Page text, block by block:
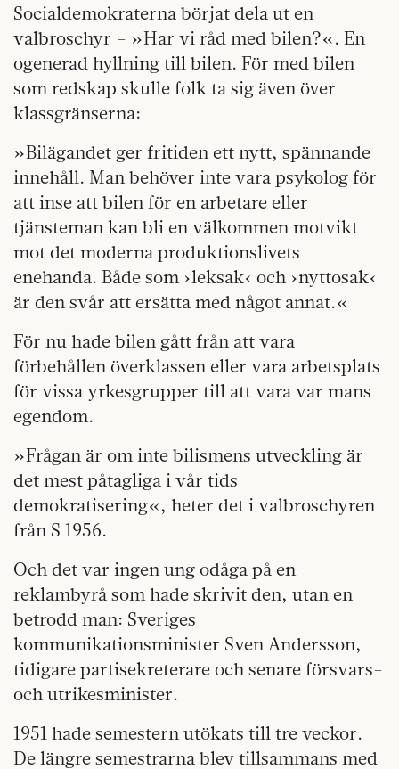
Socialdemokraterna börjat dela ut en
valbroschyr – »Har vi råd med bilen?«. En
ogenerad hyllning till bilen. För med bilen
som redskap skulle folk ta sig även över
klassgränserna:
»Bilägandet ger fritiden ett nytt, spännande
innehåll. Man behöver inte vara psykolog för
att inse att bilen för en arbetare eller
tjänsteman kan bli en välkommen motvikt
mot det moderna produktionslivets
enehanda. Både som ›leksak‹ och ›nyttosak‹
är den svår att ersätta med något annat.«
För nu hade bilen gått från att vara
förbehållen överklassen eller vara arbetsplats
för vissa yrkesgrupper till att vara var mans
egendom.
»Frågan är om inte bilismens utveckling är
det mest påtagliga i vår tids
demokratisering«, heter det i valbroschyren
från S 1956.
Och det var ingen ung odåga på en
reklambyrå som hade skrivit den, utan en
betrodd man: Sveriges
kommunikationsminister Sven Andersson,
tidigare partisekreterare och senare försvars-
och utrikesminister.
1951 hade semestern utökats till tre veckor.
De längre semestrarna blev tillsammans med